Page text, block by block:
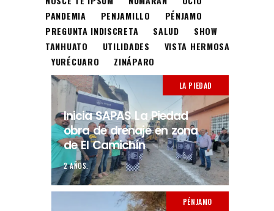
PANDEMIA
PENJAMILLO
PÉNJAMO
PREGUNTA INDISCRETA
SALUD
SHOW
TANHUATO
UTILIDADES
VISTA HERMOSA
YURÉCUARO
ZINÁPARO
LA PIEDAD
Inicia SAPAS La Piedad
obra de drenaje en zona
de El Camichín
2 AÑOS.
PÉNJAMO